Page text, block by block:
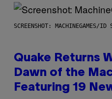
SCREENSHOT: MACHINEGAMES/ID
Quake Returns
Dawn of the
Featuring 19